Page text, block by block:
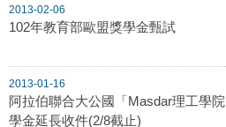
2013-02-06
102年教育部歐盟獎學金甄試
2013-01-16
阿拉伯聯合大公國「Masdar理工學
學金延長收件(2/8截止)